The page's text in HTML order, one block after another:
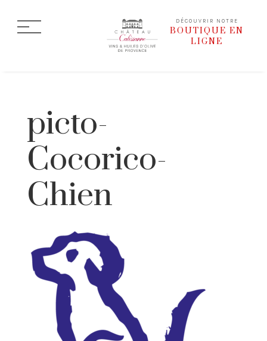
DÉCOUVRIR NOTRE
BOUTIQUE EN
LIGNE
picto-
Cocorico-
Chien